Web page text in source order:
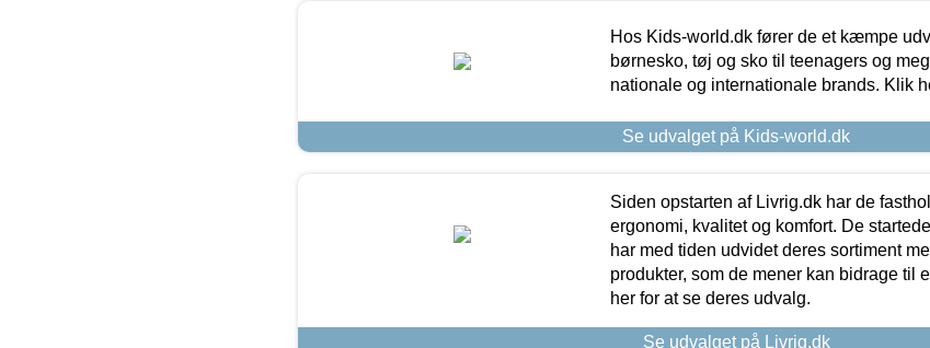
Hos Kids-world.dk fører de et kæmpe
børnesko, tøj og sko til teenagers og
nationale og internationale brands. Klik
Se udvalget på Kids-world.dk
Siden opstarten af Livrig.dk har de
ergonomi, kvalitet og komfort. De
har med tiden udvidet deres sortiment
produkter, som de mener kan bidrage til
her for at se deres udvalg.
Se udvalget på Livrig.dk